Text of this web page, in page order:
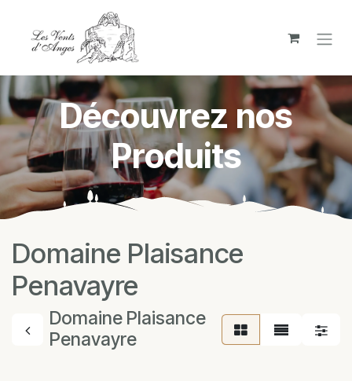
Se rendre au contenu
Découvrez nos
Produits
Domaine Plaisance
Penavayre
Domaine Plaisance
Penavayre